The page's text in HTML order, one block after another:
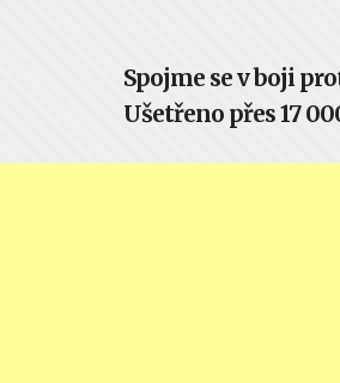
Spojme se v boji
Ušetřeno přes 17